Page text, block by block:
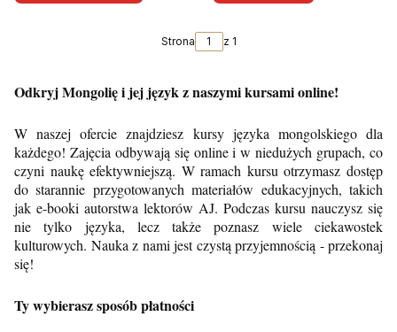
Strona z 1
Odkryj Mongolię i jej język z naszymi kursami online!
W naszej ofercie znajdziesz kursy języka mongolskiego dla
każdego! Zajęcia odbywają się online i w niedużych grupach, co
czyni naukę efektywniejszą. W ramach kursu otrzymasz dostęp
do starannie przygotowanych materiałów edukacyjnych, takich
jak e-booki autorstwa lektorów AJ. Podczas kursu nauczysz się
nie tylko języka, lecz także poznasz wiele ciekawostek
kulturowych. Nauka z nami jest czystą przyjemnością - przekonaj
się!
Ty wybierasz sposób płatności